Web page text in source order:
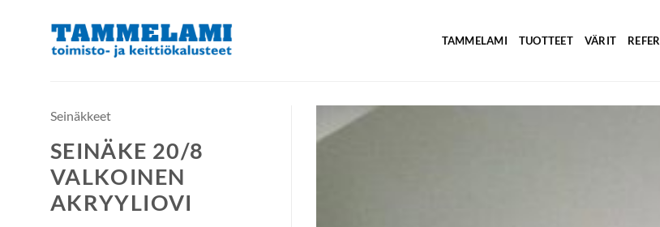
TAMMELAMI TUOTTEET VÄRIT
Seinäkkeet
SEINÄKE 20/8
VALKOINEN
AKRYYLIOVI